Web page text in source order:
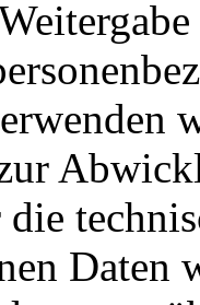
Daten